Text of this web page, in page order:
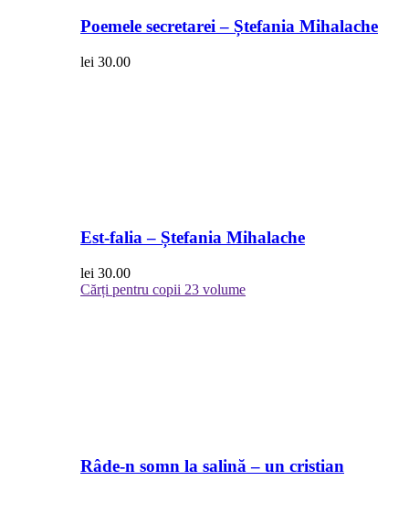
Poemele secretarei – Ștefania Mihalache
lei 30.00
Est-falia – Ștefania Mihalache
lei 30.00
Cărți pentru copii 23 volume
Râde-n somn la salină – un cristian